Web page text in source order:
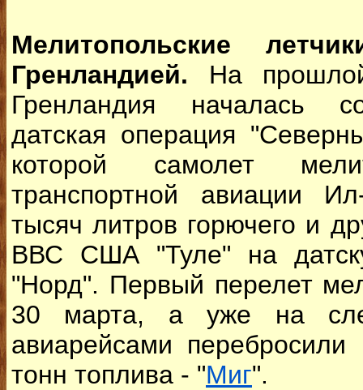
Мелитопольские
Гренландией. На
Гренландия началась
датская операция
которой самолет
транспортной авиации
тысяч литров горючего и
ВВС США "Туле" на
"Норд". Первый перелет
30 марта, а уже на
авиарейсами
тонн топлива - "Миг".